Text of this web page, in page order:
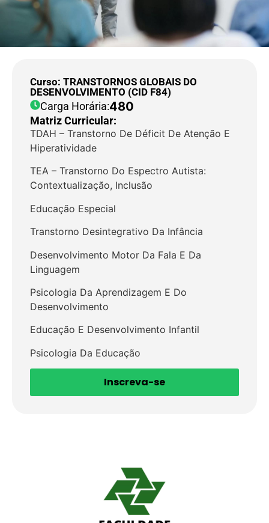
Curso: TRANSTORNOS GLOBAIS DO
DESENVOLVIMENTO (CID F84)
Carga Horária:480
Matriz Curricular:
TDAH – Transtorno De Déficit De Atenção E
Hiperatividade
TEA – Transtorno Do Espectro Autista:
Contextualização, Inclusão
Educação Especial
Transtorno Desintegrativo Da Infância
Desenvolvimento Motor Da Fala E Da
Linguagem
Psicologia Da Aprendizagem E Do
Desenvolvimento
Educação E Desenvolvimento Infantil
Psicologia Da Educação
Inscreva-se